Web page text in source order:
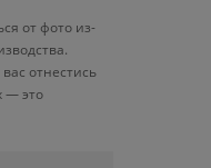
от фото из-
отнестись
— это